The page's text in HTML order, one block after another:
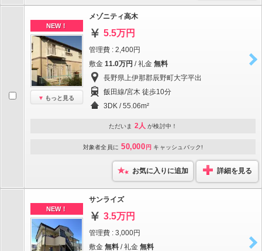
NEW！
もっと見る
メゾニティ高木
5.5万円
管理費 : 2,400円
敷金 11.0万円 / 礼金 無料
長野県上伊那郡辰野町大字平出
飯田線/宮木 徒歩10分
3DK / 55.06m²
ただいま 2人 が検討中！
対象者全員に 50,000 円 キャッシュバック!
お気に入りに追加 詳細を見る
NEW！
サンライズ
3.5万円
管理費 : 3,000円
敷金 無料 / 礼金 無料